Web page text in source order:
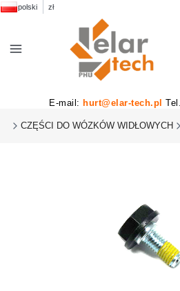
polski zł
E-mail: hurt@elar-tech.pl Tel.
CZĘŚCI DO WÓZKÓW WIDŁOWYCH